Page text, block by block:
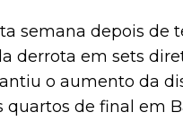
semana depois de
derrota em sets
o aumento da
de final em